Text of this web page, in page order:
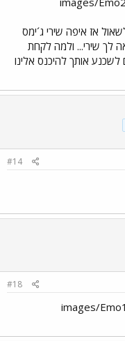
אז איפה שירי ג´ימס
לך שירי... ולמה לקחת
אותך להיכנס אלינו
#14
#18